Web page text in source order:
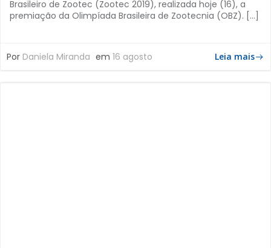
Brasileiro de Zootec (Zootec 2019), realizada hoje (16), a
premiação da Olimpíada Brasileira de Zootecnia (OBZ). […]
Por Daniela Miranda em 16 agosto Leia mais